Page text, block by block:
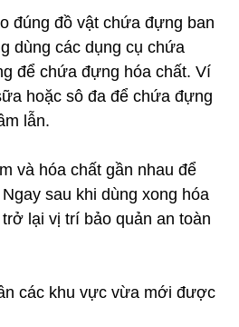
đúng đồ vật chứa đựng ban
dùng các dụng cụ chứa
để chứa đựng hóa chất. Ví
hoặc sô đa để chứa đựng
lẫn.
và hóa chất gần nhau để
sau khi dùng xong hóa
lại vị trí bảo quản an toàn
các khu vực vừa mới được